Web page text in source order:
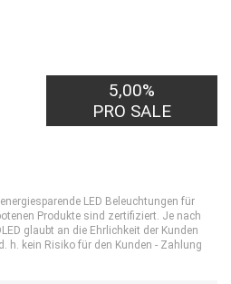
5,00%
PRO SALE
LED Beleuchtungen für
Produkte sind zertifiziert. Je nach
glaubt an die Ehrlichkeit der Kunden
h. kein Risiko für den Kunden - Zahlung